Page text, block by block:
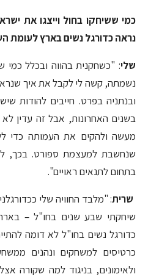
כמי ששיחקו בחול וייצגו את
נראה כדורגל נשים בארץ לעומת
שלי: "כשחקנית בהווה ובכלל
נשמתה, קשה לי לקבל את איך
ובנתניה בפרט. חייבים להודות
בשנים האחרונות, אבל זה עדין
מעשה ולהקים את העמותה כדי
שנחשבת למעצמת ספורט. בכך,
בתחום לתנאים ראויים".
שרית: "מלבד החוויה שלי
שיחקתי שבע שנים בחו"ל –
כדורגל נשים בחו"ל לא דומה
כרטיסים למשחקים ונהנים
ולאימונים, בניגוד למה שקורה